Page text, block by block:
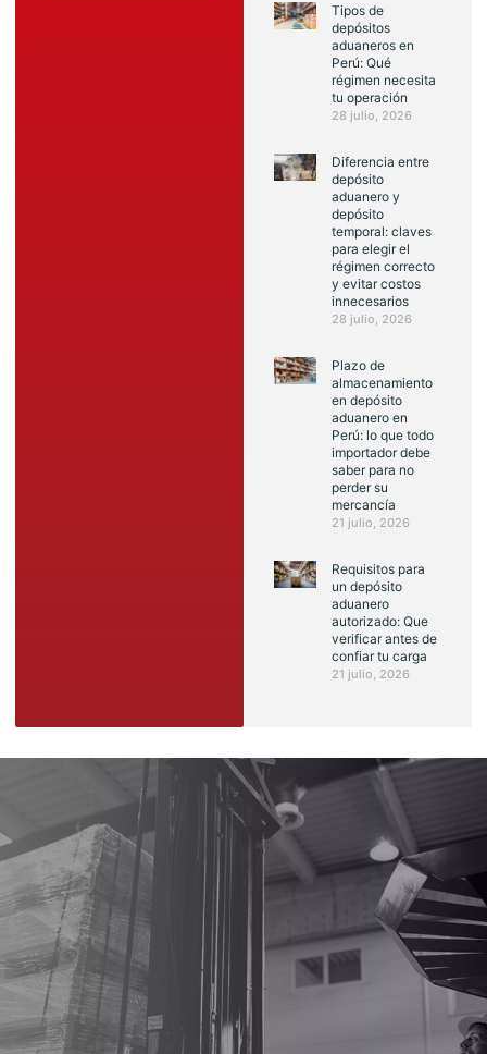
Tipos de
depósitos
aduaneros en
Perú: Qué
régimen necesita
tu operación
28 julio, 2026
Diferencia entre
depósito
aduanero y
depósito
temporal: claves
para elegir el
régimen correcto
y evitar costos
innecesarios
28 julio, 2026
Plazo de
almacenamiento
en depósito
aduanero en
Perú: lo que todo
importador debe
saber para no
perder su
mercancía
21 julio, 2026
Requisitos para
un depósito
aduanero
autorizado: Que
verificar antes de
confiar tu carga
21 julio, 2026